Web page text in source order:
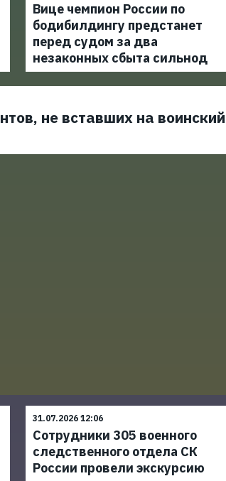
Вице чемпион России по
бодибилдингу предстанет
перед судом за два
незаконных сбыта сильнод
не вставших на воинский
31.07.2026 12:06
Сотрудники 305 военного
следственного отдела СК
России провели экскурсию